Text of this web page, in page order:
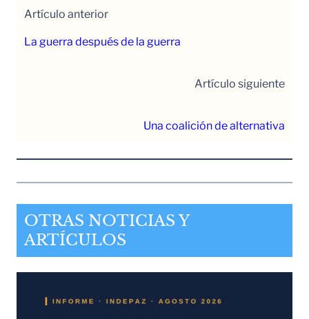
Artículo anterior
La guerra después de la guerra
Artículo siguiente
Una coalición de alternativa
OTRAS NOTICIAS Y
ARTÍCULOS